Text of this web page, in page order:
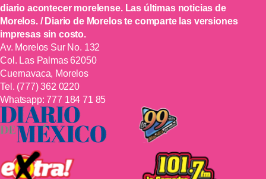
diario acontecer morelense. Las últimas noticias de
Morelos. / Diario de Morelos te comparte las versiones
impresas sin costo.
Av. Morelos Sur No. 132
Col. Las Palmas 62050
Cuernavaca, Morelos
Tel. (777) 362 0220
Whatsapp:777 184 71 85